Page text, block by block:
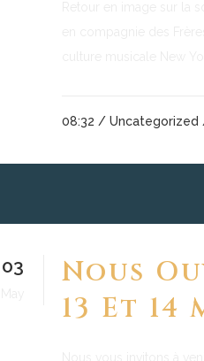
08:32 / Uncategorized
03
Nous
13 Et 14